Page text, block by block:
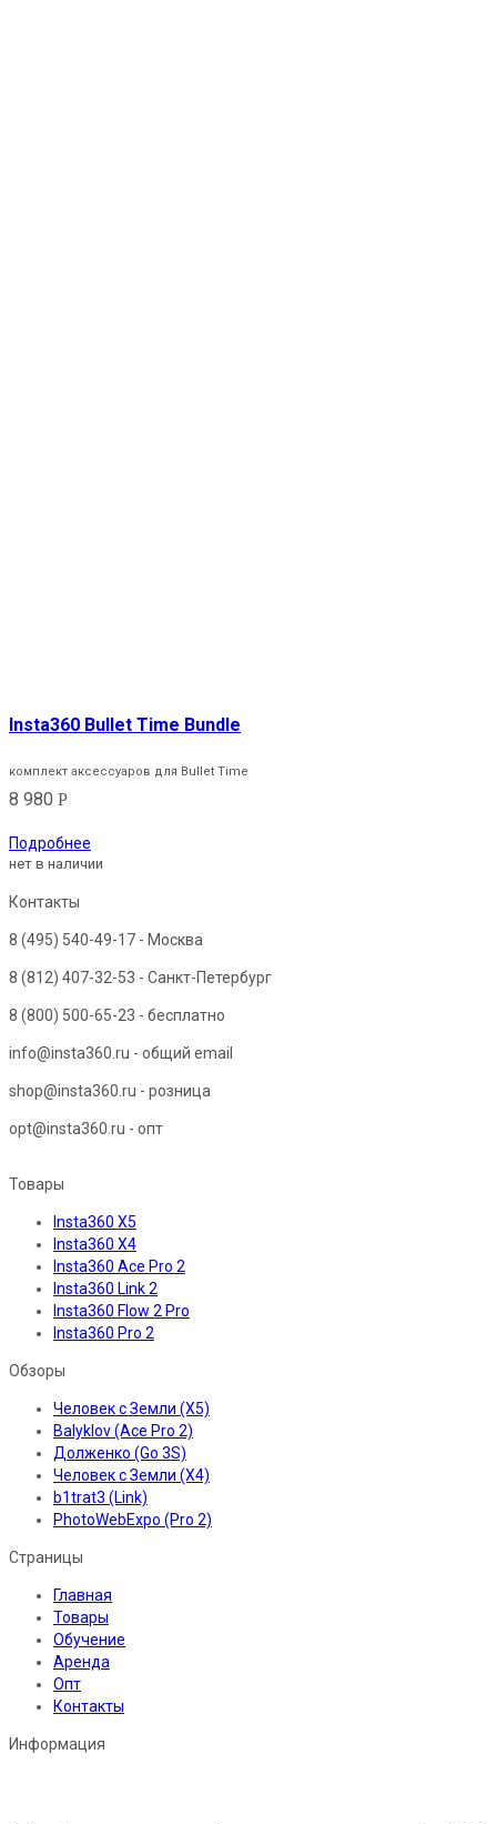
Insta360 Bullet Time Bundle
комплект аксессуаров для Bullet Time
8 980 Р
Подробнее
нет в наличии
Контакты
8 (495) 540-49-17 - Москва
8 (812) 407-32-53 - Санкт-Петербург
8 (800) 500-65-23 - бесплатно
info@insta360.ru - общий email
shop@insta360.ru - розница
opt@insta360.ru - опт
Товары
Insta360 X5
Insta360 X4
Insta360 Ace Pro 2
Insta360 Link 2
Insta360 Flow 2 Pro
Insta360 Pro 2
Обзоры
Человек с Земли (X5)
Balyklov (Ace Pro 2)
Долженко (Go 3S)
Человек с Земли (X4)
b1trat3 (Link)
PhotoWebExpo (Pro 2)
Страницы
Главная
Товары
Обучение
Аренда
Опт
Контакты
Информация